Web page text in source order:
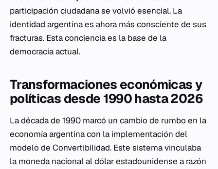
participación ciudadana se volvió esencial. La
identidad argentina es ahora más consciente de sus
fracturas. Esta conciencia es la base de la
democracia actual.
Transformaciones económicas y
políticas desde 1990 hasta 2026
La década de 1990 marcó un cambio de rumbo en la
economía argentina con la implementación del
modelo de Convertibilidad. Este sistema vinculaba
la moneda nacional al dólar estadounidense a razón